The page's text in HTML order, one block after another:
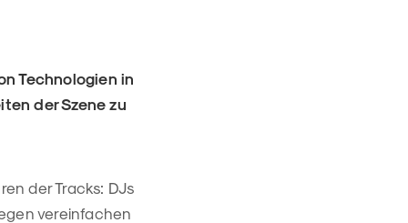
Technologien in
der Szene zu
der Tracks: DJs
vereinfachen